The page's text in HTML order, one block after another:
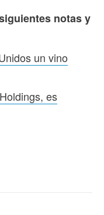
notas y
un vino
es